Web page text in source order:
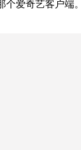
个爱奇艺客户端